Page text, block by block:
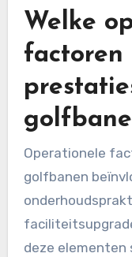
Welke
factoren
Operationele
golfbanen
deze elementen